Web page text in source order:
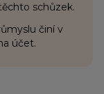
schůzek.
činí v
účet.